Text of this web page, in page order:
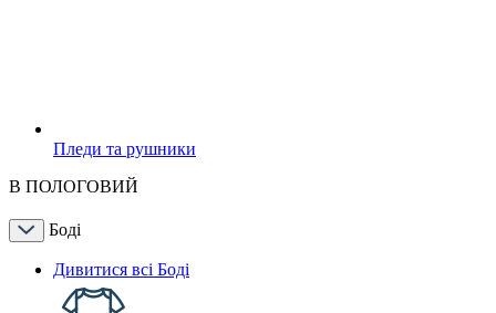
Пледи та рушники
В ПОЛОГОВИЙ
Боді
Дивитися всі Боді